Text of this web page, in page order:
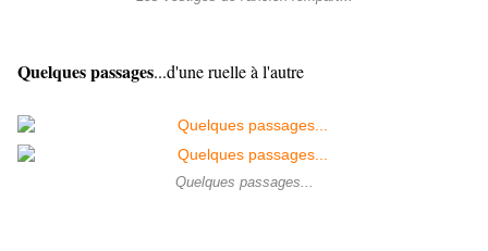
Quelques passages...d'une ruelle à l'autre
Quelques passages...